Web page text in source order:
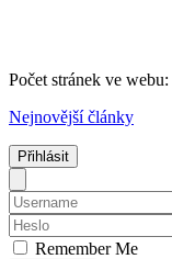
Počet stránek ve webu:
Nejnovější články
Přihlásit
Remember Me